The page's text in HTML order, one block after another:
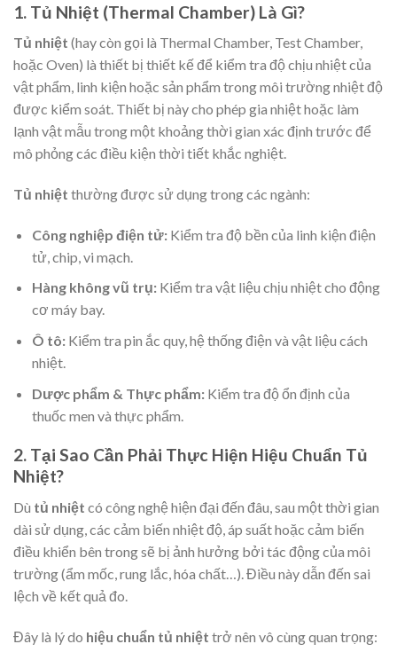
1. Tủ Nhiệt (Thermal Chamber) Là Gì?
Tủ nhiệt (hay còn gọi là Thermal Chamber, Test Chamber,
hoặc Oven) là thiết bị thiết kế để kiểm tra độ chịu nhiệt của
vật phẩm, linh kiện hoặc sản phẩm trong môi trường nhiệt độ
được kiểm soát. Thiết bị này cho phép gia nhiệt hoặc làm
lạnh vật mẫu trong một khoảng thời gian xác định trước để
mô phỏng các điều kiện thời tiết khắc nghiệt.
Tủ nhiệt thường được sử dụng trong các ngành:
Công nghiệp điện tử:Kiểm tra độ bền của linh kiện điện
tử, chip, vi mạch.
Hàng không vũ trụ:Kiểm tra vật liệu chịu nhiệt cho động
cơ máy bay.
Ô tô:Kiểm tra pin ắc quy, hệ thống điện và vật liệu cách
nhiệt.
Dược phẩm & Thực phẩm:Kiểm tra độ ổn định của
thuốc men và thực phẩm.
2. Tại Sao Cần Phải Thực Hiện Hiệu Chuẩn Tủ
Nhiệt?
Dù tủ nhiệt có công nghệ hiện đại đến đâu, sau một thời gian
dài sử dụng, các cảm biến nhiệt độ, áp suất hoặc cảm biến
điều khiển bên trong sẽ bị ảnh hưởng bởi tác động của môi
trường (ẩm mốc, rung lắc, hóa chất…). Điều này dẫn đến sai
lệch về kết quả đo.
Đây là lý do hiệu chuẩn tủ nhiệt trở nên vô cùng quan trọng: